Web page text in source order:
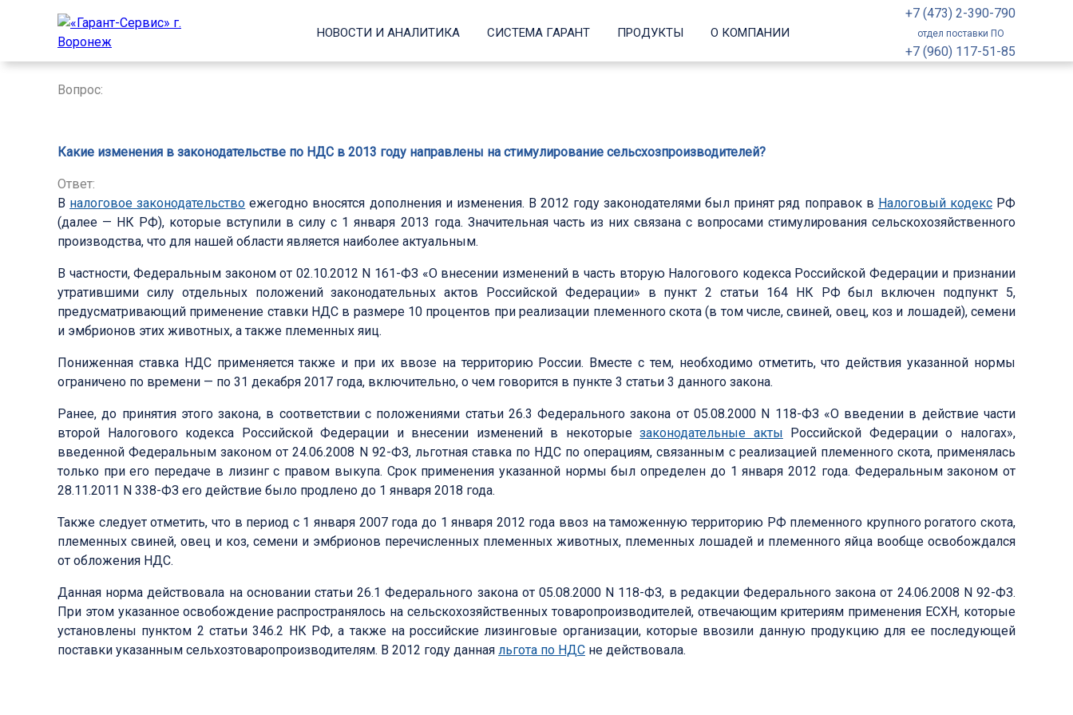
НОВОСТИ И АНАЛИТИКА СИСТЕМА ГАРАНТ ПРОДУКТЫ О КОМПАНИИ
+7 (473) 2-390-790
отдел поставки ПО
+7 (960) 117-51-85
Вопрос:
Какие изменения в законодательстве по НДС в 2013 году направлены на стимулирование сельсхозпроизводителей?
Ответ:
В налоговое законодательство ежегодно вносятся дополнения и изменения. В 2012 году законодателями был принят ряд поправок в Налоговый кодексРФ
(далее — НК РФ), которые вступили в силу с 1 января 2013 года. Значительная часть из них связана с вопросами стимулирования сельскохозяйственного
производства, что для нашей области является наиболее актуальным.
В частности, Федеральным законом от 02.10.2012 N 161-ФЗ «О внесении изменений в часть вторую Налогового кодекса Российской Федерации и признании
утратившими силу отдельных положений законодательных актов Российской Федерации» в пункт 2 статьи 164 НК РФ был включен подпункт 5,
предусматривающий применение ставки НДС в размере 10 процентов при реализации племенного скота (в том числе, свиней, овец, коз и лошадей), семени
и эмбрионов этих животных, а также племенных яиц.
Пониженная ставка НДС применяется также и при их ввозе на территорию России. Вместе с тем, необходимо отметить, что действия указанной нормы
ограничено по времени — по 31 декабря 2017 года, включительно, о чем говорится в пункте 3 статьи 3 данного закона.
Ранее, до принятия этого закона, в соответствии с положениями статьи 26.3 Федерального закона от 05.08.2000 N 118-ФЗ «О введении в действие части
второй Налогового кодекса Российской Федерации и внесении изменений в некоторыезаконодательные акты Российской Федерации о налогах»,
введенной Федеральным законом от 24.06.2008 N 92-ФЗ, льготная ставка по НДС по операциям, связанным с реализацией племенного скота, применялась
только при его передаче в лизинг с правом выкупа. Срок применения указанной нормы был определен до 1 января 2012 года. Федеральным законом от
28.11.2011 N 338-ФЗ его действие было продлено до 1 января 2018 года.
Также следует отметить, что в период с 1 января 2007 года до 1 января 2012 года ввоз на таможенную территорию РФ племенного крупного рогатого скота,
племенных свиней, овец и коз, семени и эмбрионов перечисленных племенных животных, племенных лошадей и племенного яйца вообще освобождался
от обложения НДС.
Данная норма действовала на основании статьи 26.1 Федерального закона от 05.08.2000 N 118-ФЗ, в редакции Федерального закона от 24.06.2008 N 92-ФЗ.
При этом указанное освобождение распространялось на сельскохозяйственных товаропроизводителей, отвечающим критериям применения ЕСХН, которые
установлены пунктом 2 статьи 346.2 НК РФ, а также на российские лизинговые организации, которые ввозили данную продукцию для ее последующей
поставки указанным сельхозтоваропроизводителям. В 2012 году данная льгота по НДС не действовала.